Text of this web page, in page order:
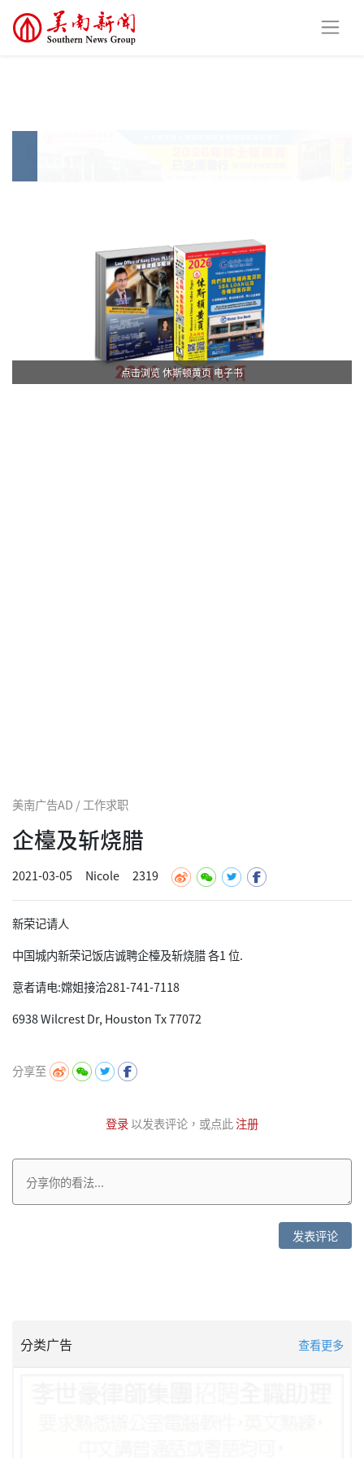
点击浏览 休斯顿黄页 电子书
美南广告AD / 工作求职
企檯及斩烧腊
2021-03-05 Nicole 2319
新荣记请人
中国城内新荣记饭店诚聘企檯及斩烧腊 各1 位.
意者请电:嫦姐接洽281-741-7118
6938 Wilcrest Dr, Houston Tx 77072
分享至
登录以发表评论，或点此注册
发表评论
分类广告 查看更多